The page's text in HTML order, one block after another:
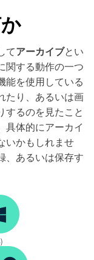
てアーカイブとい
関する動作の一つ
能を使用している
たり、あるいは画
するのを見たこと
具体的にアーカイ
いかもしれませ
、あるいは保存す